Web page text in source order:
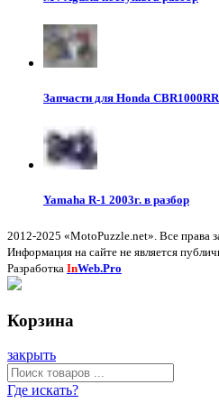
Запчасти для Honda
Yamaha R-1 2003г. в разбор
2012-2025 «MotoPuzzle.net». Все права
Информация на сайте не является
Разработка InWeb.Pro
Корзина
закрыть
Где искать?